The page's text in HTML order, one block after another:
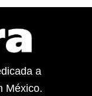
a
México.